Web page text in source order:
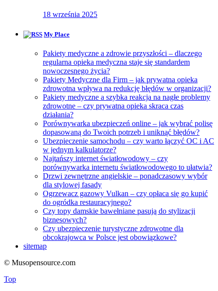
18 września 2025
My Place
Pakiety medyczne a zdrowie przyszłości – dlaczego
regularna opieka medyczna staje się standardem
nowoczesnego życia?
Pakiety Medyczne dla Firm – jak prywatna opieka
zdrowotna wpływa na redukcję błędów w organizacji?
Pakiety medyczne a szybka reakcja na nagłe problemy
zdrowotne – czy prywatna opieka skraca czas
działania?
Porównywarka ubezpieczeń online – jak wybrać polisę
dopasowaną do Twoich potrzeb i uniknąć błędów?
Ubezpieczenie samochodu – czy warto łączyć OC i AC
w jednym kalkulatorze?
Najtańszy internet światłowodowy – czy
porównywarka internetu światłowodowego to ułatwia?
Drzwi zewnętrzne angielskie – ponadczasowy wybór
dla stylowej fasady
Ogrzewacz gazowy Vulkan – czy opłaca się go kupić
do ogródka restauracyjnego?
Czy topy damskie bawełniane pasują do stylizacji
biznesowych?
Czy ubezpieczenie turystyczne zdrowotne dla
obcokrajowca w Polsce jest obowiązkowe?
sitemap
© Musopensource.com
Top